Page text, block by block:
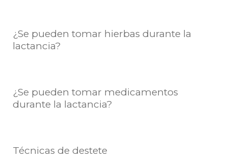
¿Se pueden tomar hierbas durante la
lactancia?
¿Se pueden tomar medicamentos
durante la lactancia?
Técnicas de destete